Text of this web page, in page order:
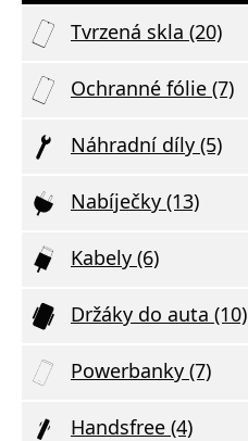
Tvrzená skla (20)
Ochranné fólie (7)
Náhradní díly (5)
Nabíječky (13)
Kabely (6)
Držáky do auta (10)
Powerbanky (7)
Handsfree (4)